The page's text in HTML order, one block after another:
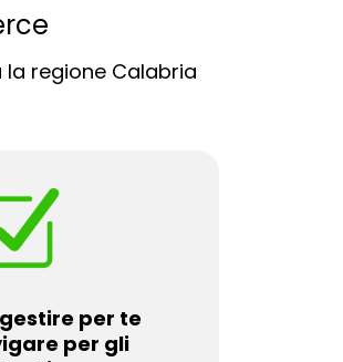
regione Calabria
per te
per gli